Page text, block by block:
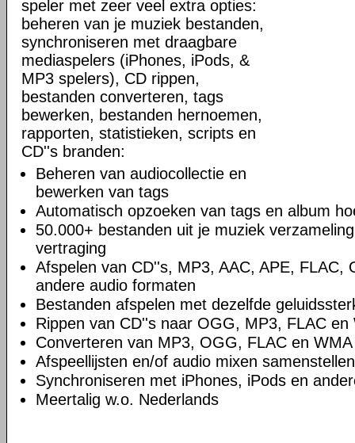
speler met zeer veel extra opties:
beheren van je muziek bestanden,
synchroniseren met draagbare
mediaspelers (iPhones, iPods, &
MP3 spelers), CD rippen,
bestanden converteren, tags
bewerken, bestanden hernoemen,
rapporten, statistieken, scripts en
CD''s branden:
Beheren van audiocollectie en
bewerken van tags
Automatisch opzoeken van tags en album
50.000+ bestanden uit je muziek
vertraging
Afspelen van CD''s, MP3, AAC, APE, FLAC,
andere audio formaten
Bestanden afspelen met dezelfde
Rippen van CD''s naar OGG, MP3, FLAC en
Converteren van MP3, OGG, FLAC en WMA
Afspeellijsten en/of audio mixen samenstellen
Synchroniseren met iPhones, iPods en
Meertalig w.o. Nederlands